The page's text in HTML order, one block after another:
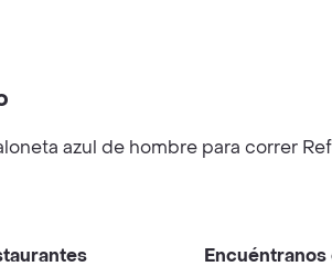
azul de hombre para correr